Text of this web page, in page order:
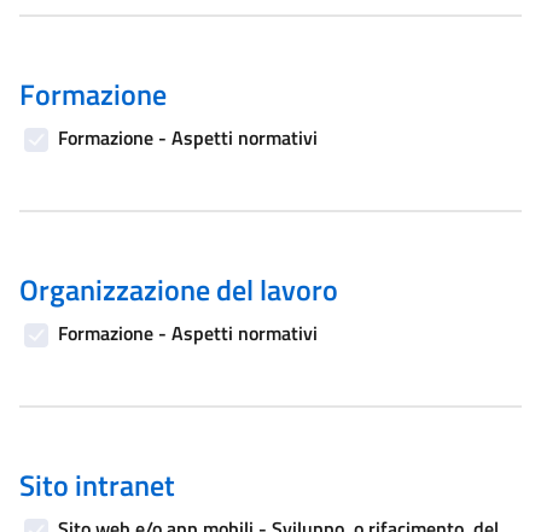
Formazione
Formazione - Aspetti normativi
Organizzazione del lavoro
Formazione - Aspetti normativi
Sito intranet